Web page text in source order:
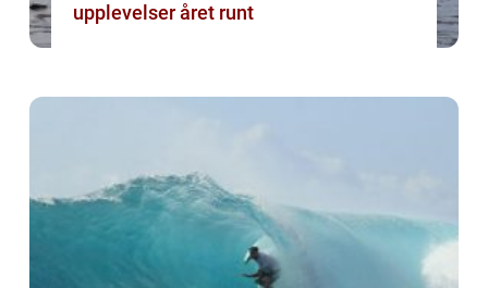
upplevelser året runt